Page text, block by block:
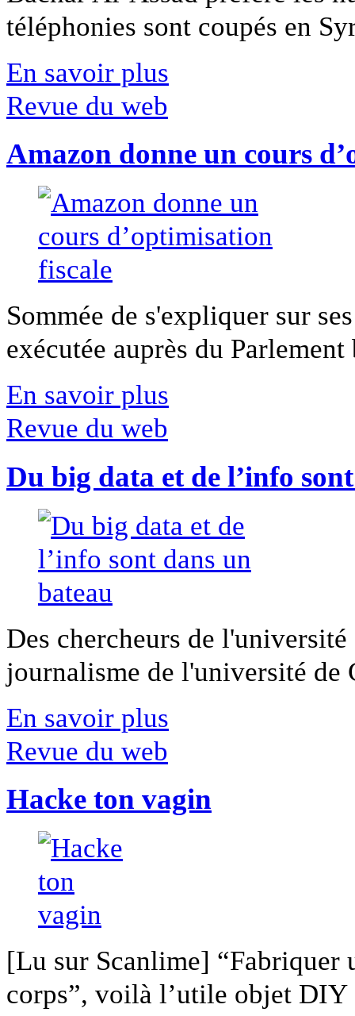
téléphonies sont coupés en
En savoir plus
Revue du web
Amazon donne un cours
Sommée de s'expliquer sur
exécutée auprès du
En savoir plus
Revue du web
Du big data et de l’info
Des chercheurs de
journalisme de l'université
En savoir plus
Revue du web
Hacke ton vagin
[Lu sur Scanlime] “Fabriquer
corps”, voilà l’utile objet